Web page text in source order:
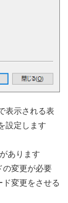
表示される表
設定します
あります
の変更が必要
変更をさせる